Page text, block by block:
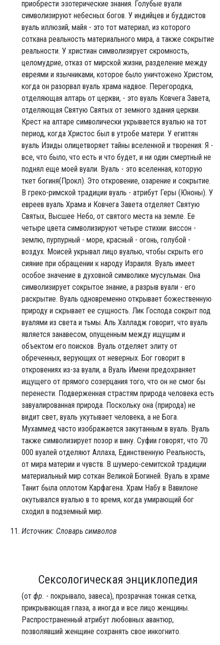
приобрести эзотерические знания. Голубые вуали
символизируют небесных богов. У индийцев и буддистов
вуаль иллюзий, майя - это тот материал, из которого
соткана реальность материального мира, а также сокрытие
реальности. У христиан символизирует скромность,
целомудрие, отказ от мирской жизни, разделение между
евреями и язычниками, которое было уничтожено Христом,
когда он разорвал вуаль храма надвое. Перегородка,
отделяющая алтарь от церкви, - это вуаль Ковчега Завета,
отделяющая Святую Святых от земного здания церкви.
Крест на алтаре символически укрывается вуалью на тот
период, когда Христос был в утробе матери. У египтян
вуаль Изиды олицетворяет тайны вселенной и творения: Я -
все, что было, что есть и что будет, и ни один смертный не
поднял еще моей вуали. Вуаль - это вселенная, которую
ткет богиня(Прокл). Это откровение, озарение и сокрытие.
В греко-римской традиции вуаль - атрибут Геры (Юноны). У
евреев вуаль Храма и Ковчега Завета отделяет Святую
Святых, Высшее Небо, от святого места на земле. Ее
четыре цвета символизируют четыре стихии: виссон -
землю, пурпурный - море, красный - огонь, голубой -
воздух. Моисей укрывал лицо вуалью, чтобы скрыть его
сияние при обращении к народу Израиля. Вуаль имеет
особое значение в духовной символике мусульман. Она
символизирует сокрытое знание, а разрыв вуали - его
раскрытие. Вуаль одновременно открывает божественную
природу и скрывает ее сущность. Лик Господа сокрыт под
вуалями из света и тьмы. Аль Халладж говорит, что вуаль
является занавесом, опущенным между ищущим и
объектом его поисков. Вуаль отделяет элиту от
обреченных, верующих от неверных. Бог говорит в
откровениях из-за вуали, а Вуаль Имени предохраняет
ищущего от прямого созерцания того, что он не смог бы
перенести. Подверженная страстям природа человека есть
завуалированная природа. Поскольку она (природа) не
видит свет, вуаль укутывает человека, а не Бога.
Мухаммед часто изображается закутанным в вуаль. Вуаль
также символизирует позор и вину. Суфии говорят, что 70
000 вуалей отделяют Аллаха, Единственную Реальность,
от мира материи и чувств. В шумеро-семитской традиции
материальный мир соткан Великой Богиней. Вуаль в храме
Танит была оплотом Карфагена. Храм Набу в Вавилоне
окутывался вуалью в то время, когда умирающий бог
сходил в подземный мир.
Источник: Словарь символов
Сексологическая энциклопедия
(от фр. - покрывало, завеса), прозрачная тонкая сетка,
прикрывающая глаза, а иногда и все лицо женщины.
Распространенный атрибут любовных авантюр,
позволявший женщине сохранять свое инкогнито.